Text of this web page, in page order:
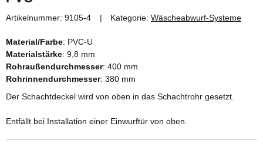
Artikelnummer: 9105-4 Kategorie: Wäscheabwurf-Systeme
Material/Farbe: PVC-U
Materialstärke: 9,8 mm
Rohraußendurchmesser: 400 mm
Rohrinnendurchmesser: 380 mm
Der Schachtdeckel wird von oben in das Schachtrohr gesetzt.
Entfällt bei Installation einer Einwurftür von oben.